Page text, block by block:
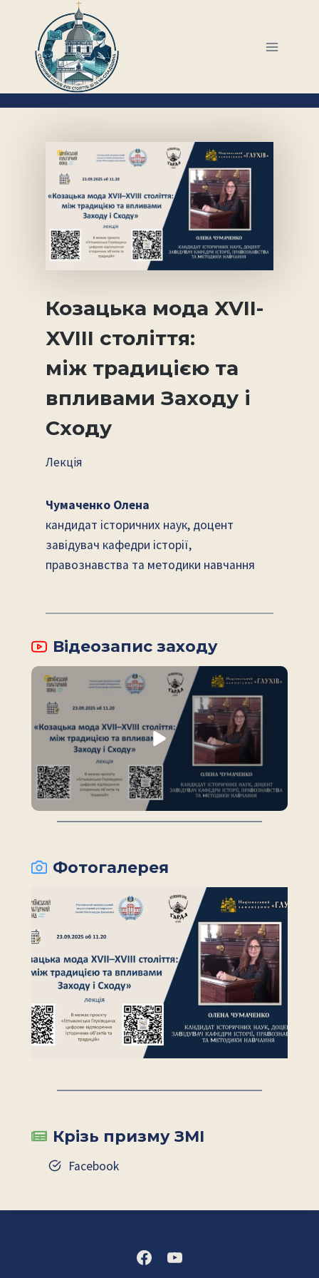
Козацька мода XVII-
XVIII століття:
між традицією та
впливами Заходу і
Сходу
Лекція
Чумаченко Олена
кандидат історичних наук, доцент
завідувач кафедри історії,
правознавства та методики навчання
Відеозапис заходу
Фотогалерея
Крізь призму ЗМІ
Facebook